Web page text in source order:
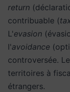
return
contribuable (
L'evasion
l'avoidance
controversée.
territoires à
étrangers.